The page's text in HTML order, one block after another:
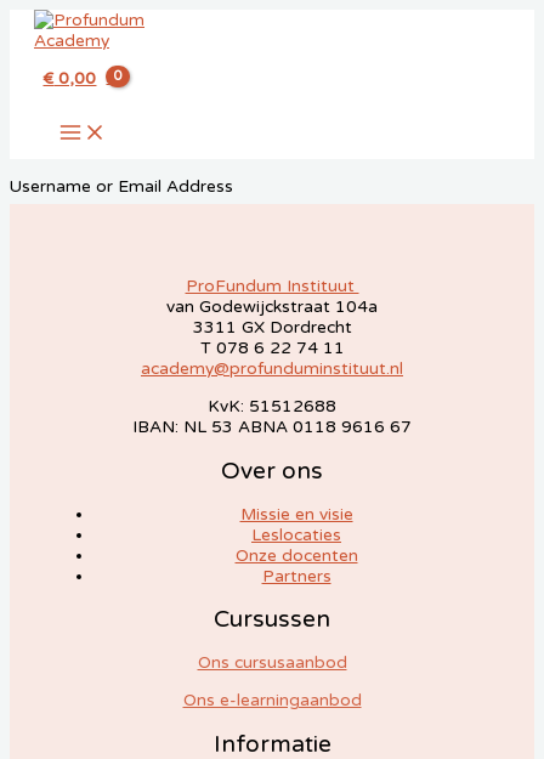
naar
inhoud
€0,00
MAIN
MENU
Username or Email Address
ProFundum Instituut
van Godewijckstraat 104a
3311 GX Dordrecht
T 078 6 22 74 11
academy@profunduminstituut.nl
KvK: 51512688
IBAN: NL 53 ABNA 0118 9616 67
Over ons
Missie en visie
Leslocaties
Onze docenten
Partners
Cursussen
Ons cursusaanbod
Ons e-learningaanbod
Informatie